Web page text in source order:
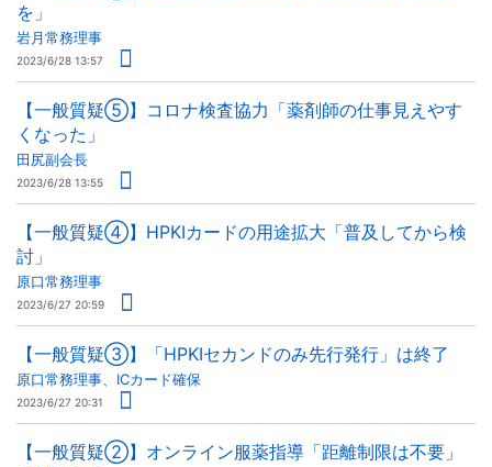
を」
岩月常務理事
2023/6/28 13:57
【一般質疑⑤】コロナ検査協力「薬剤師の仕事見えやす
くなった」
田尻副会長
2023/6/28 13:55
【一般質疑④】HPKIカードの用途拡大「普及してから検
討」
原口常務理事
2023/6/27 20:59
【一般質疑③】「HPKIセカンドのみ先行発行」は終了
原口常務理事、ICカード確保
2023/6/27 20:31
【一般質疑②】オンライン服薬指導「距離制限は不要」